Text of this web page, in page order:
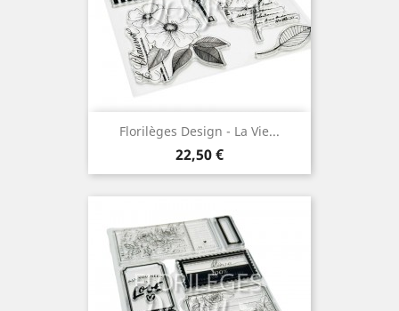
Florilèges Design - La Vie...
Prix
22,50 €